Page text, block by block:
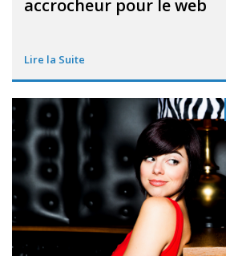
accrocheur pour le web
Lire la Suite